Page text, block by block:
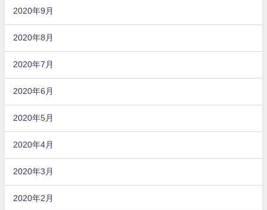
2020年9月
2020年8月
2020年7月
2020年6月
2020年5月
2020年4月
2020年3月
2020年2月